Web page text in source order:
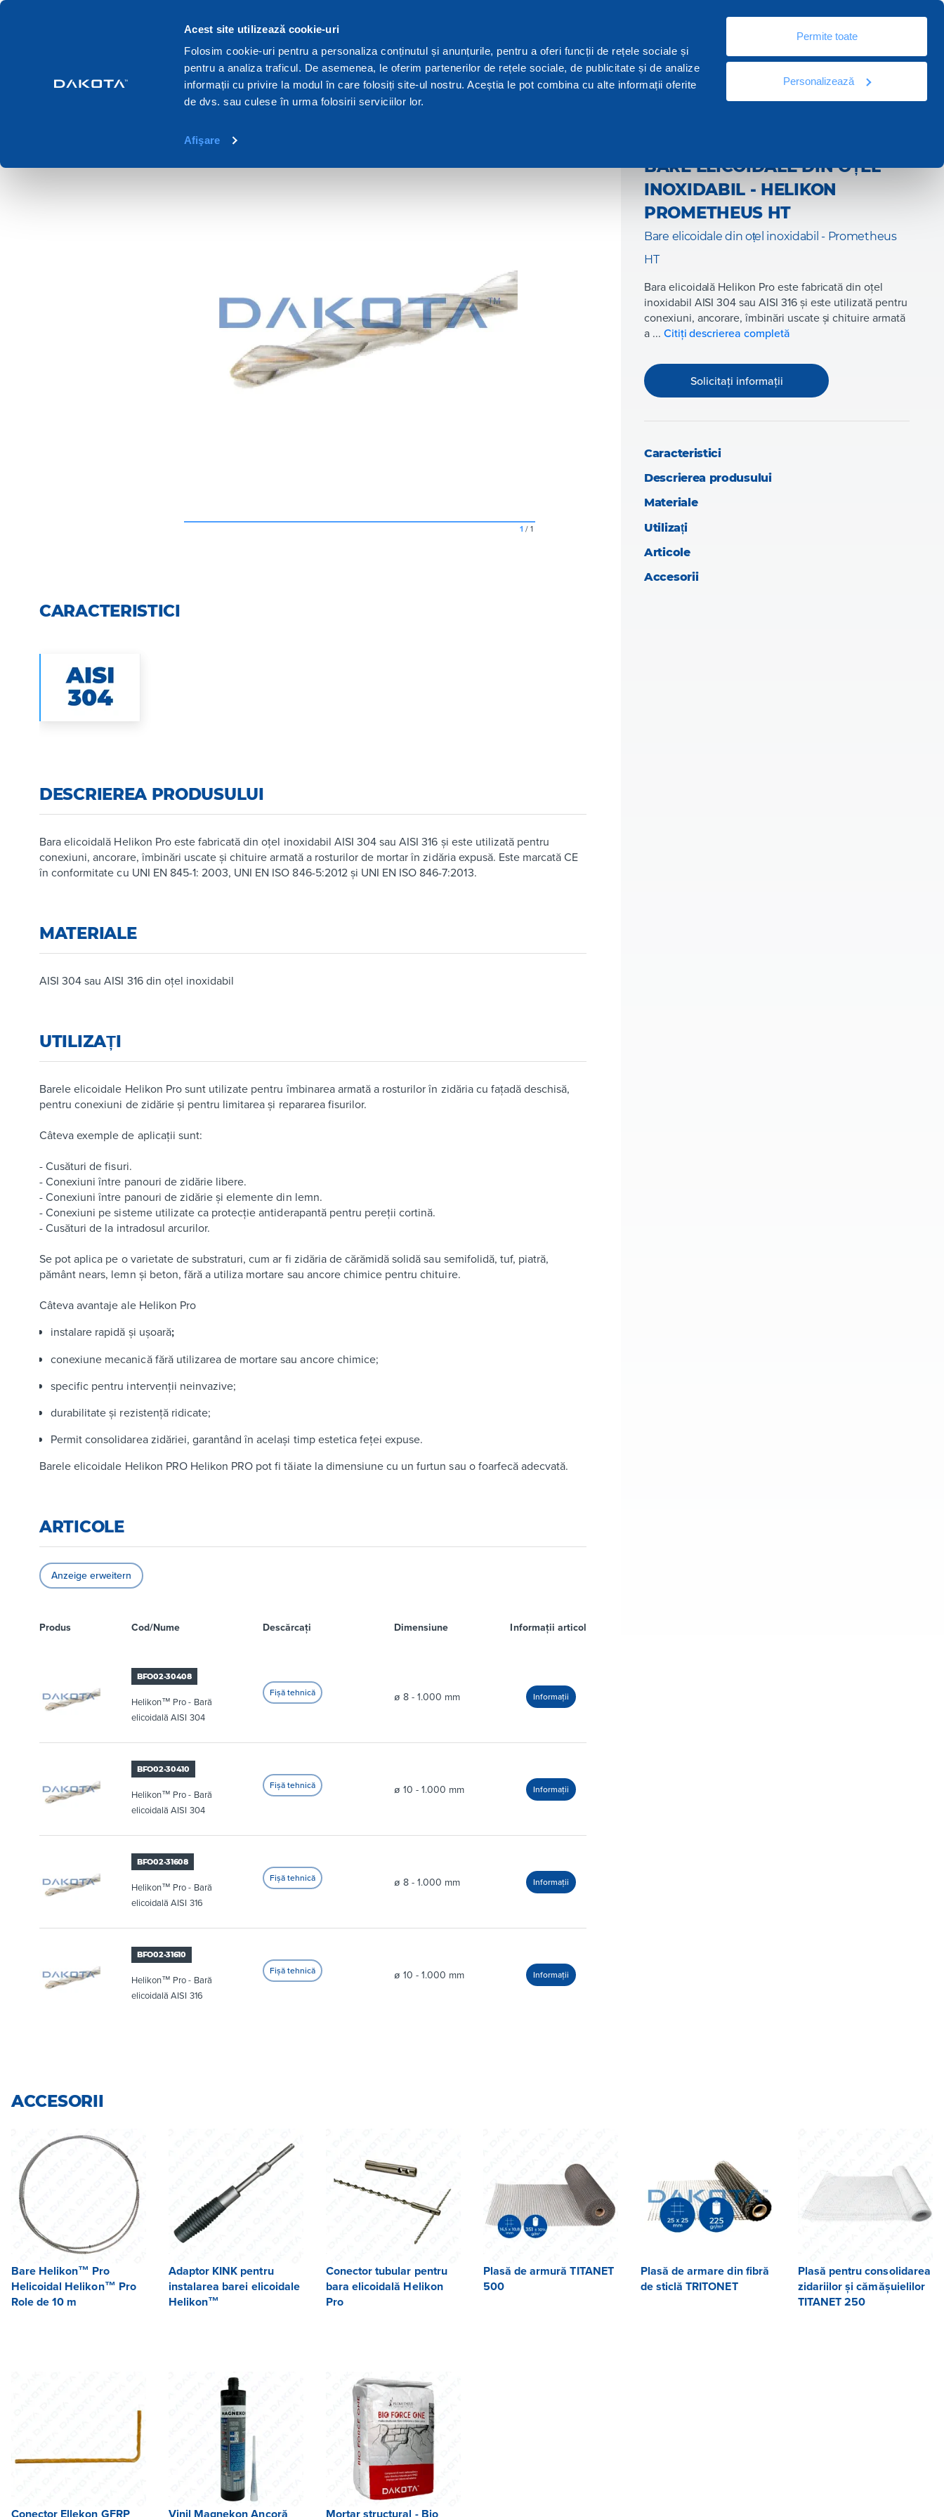
Acest site utilizează cookie-uri
Folosim cookie-uri pentru a personaliza conținutul și anunțurile, pentru a oferi funcții de rețele sociale și
pentru a analiza traficul. De asemenea, le oferim partenerilor de rețele sociale, de publicitate și de analize
informații cu privire la modul în care folosiți site-ul nostru. Aceștia le pot combina cu alte informații oferite
de dvs. sau culese în urma folosirii serviciilor lor.
Afişare
Permite toate
Personalizează
Produsele Sisteme Cataloage Contactați
Home Sisteme Armatura structurala Bare elicoidale helikon
1 /1
CARACTERISTICI
DESCRIEREA PRODUSULUI
Bara elicoidală Helikon Pro este fabricată din oțel inoxidabil AISI 304 sau AISI 316 și este utilizată pentru
conexiuni, ancorare, îmbinări uscate și chituire armată a rosturilor de mortar în zidăria expusă. Este marcată CE
în conformitate cu UNI EN 845-1: 2003, UNI EN ISO 846-5:2012 și UNI EN ISO 846-7:2013.
MATERIALE
AISI 304 sau AISI 316 din oțel inoxidabil
UTILIZAȚI
Barele elicoidale Helikon Pro sunt utilizate pentru îmbinarea armată a rosturilor în zidăria cu fațadă deschisă,
pentru conexiuni de zidărie și pentru limitarea și repararea fisurilor.
Câteva exemple de aplicații sunt:
- Cusături de fisuri.
- Conexiuni între panouri de zidărie libere.
- Conexiuni între panouri de zidărie și elemente din lemn.
- Conexiuni pe sisteme utilizate ca protecție antiderapantă pentru pereții cortină.
- Cusături de la intradosul arcurilor.
Se pot aplica pe o varietate de substraturi, cum ar fi zidăria de cărămidă solidă sau semifolidă, tuf, piatră,
pământ nears, lemn și beton, fără a utiliza mortare sau ancore chimice pentru chituire.
Câteva avantaje ale Helikon Pro
instalare rapidă și ușoară;
conexiune mecanică fără utilizarea de mortare sau ancore chimice;
specific pentru intervenții neinvazive;
durabilitate și rezistență ridicate;
Permit consolidarea zidăriei, garantând în același timp estetica feței expuse.
Barele elicoidale Helikon PRO Helikon PRO pot fi tăiate la dimensiune cu un furtun sau o foarfecă adecvată.
ARTICOLE
Anzeige erweitern
Produs Cod/Nume Descărcați Dimensiune Informații articol
BFO02-30408
Helikon™ Pro - Bară
elicoidală AISI 304
ø 8 - 1.000 mm
BFO02-30410
Helikon™ Pro - Bară
elicoidală AISI 304
ø 10 - 1.000 mm
BFO02-31608
Helikon™ Pro - Bară
elicoidală AISI 316
ø 8 - 1.000 mm
BFO02-31610
Helikon™ Pro - Bară
elicoidală AISI 316
ø 10 - 1.000 mm
Acest produs este în catalog:Building
BARE ELICOIDALE DIN OȚEL
INOXIDABIL - HELIKON
PROMETHEUS HT
Bare elicoidale din oțel inoxidabil - Prometheus
HT
Bara elicoidală Helikon Pro este fabricată din oțel
inoxidabil AISI 304 sau AISI 316 și este utilizată pentru
conexiuni, ancorare, îmbinări uscate și chituire armată
a ... Citiți descrierea completă
Solicitați informații
Caracteristici
Descrierea produsului
Materiale
Utilizați
Articole
Accesorii
ACCESORII
Bare Helikon™ Pro
Helicoidal Helikon™ Pro
Role de 10 m
Adaptor KINK pentru
instalarea barei elicoidale
Helikon™
Conector tubular pentru
bara elicoidală Helikon
Pro
Plasă de armură TITANET
500
Plasă de armare din fibră
de sticlă TRITONET
Plasă pentru consolidarea
zidariilor și cămășuielilor
TITANET 250